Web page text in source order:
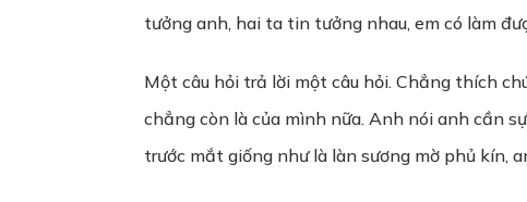
tưởng anh, hai ta tin tưởng nhau, em có làm
Một câu hỏi trả lời một câu hỏi. Chẳng thích
chẳng còn là của mình nữa. Anh nói anh cần
trước mắt giống như là làn sương mờ phủ kín,